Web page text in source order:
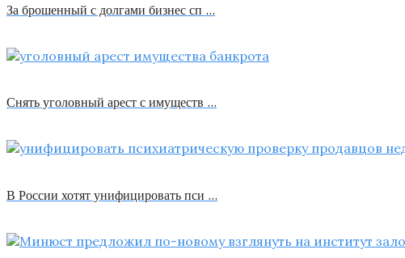
За брошенный с долгами бизнес сп …
Снять уголовный арест с имуществ …
В России хотят унифицировать пси …